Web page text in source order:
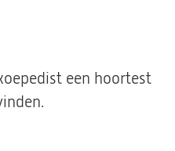
een hoortest